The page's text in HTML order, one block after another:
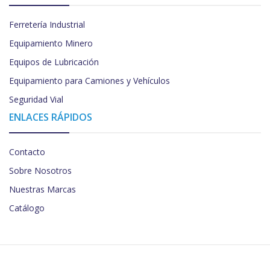
Ferretería Industrial
Equipamiento Minero
Equipos de Lubricación
Equipamiento para Camiones y Vehículos
Seguridad Vial
ENLACES RÁPIDOS
Contacto
Sobre Nosotros
Nuestras Marcas
Catálogo